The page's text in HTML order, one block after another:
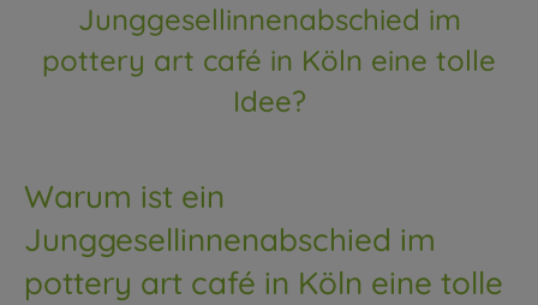
Junggesellinnenabschied im
pottery art café in Köln eine tolle
Idee?
Warum ist ein
Junggesellinnenabschied im
pottery art café in Köln eine tolle